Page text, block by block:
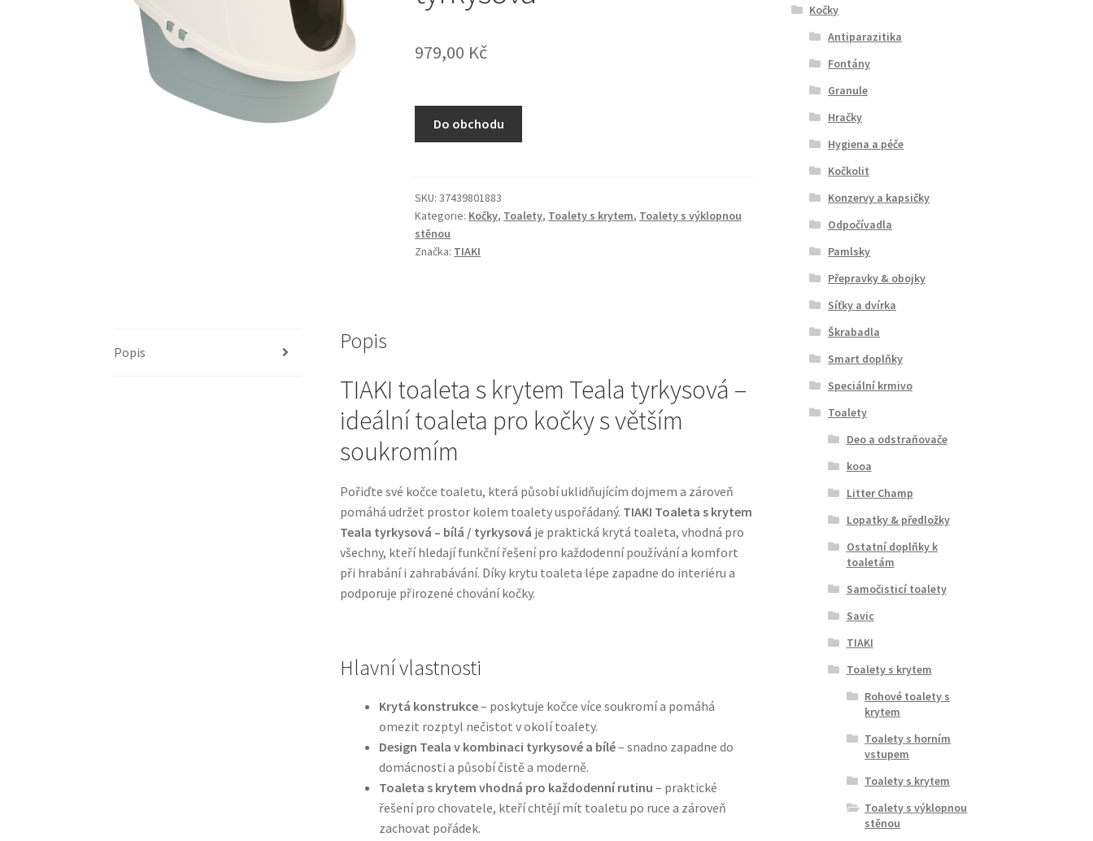
979,00 Kč
Do obchodu
SKU:37439801883
Kategorie: Kočky, Toalety, Toalety s krytem, Toalety s výklopnou
stěnou
Značka: TIAKI
Popis Popis
TIAKI toaleta s krytem Teala tyrkysová –
ideální toaleta pro kočky s větším
soukromím
Pořiďte své kočce toaletu, která působí uklidňujícím dojmem a zároveň
pomáhá udržet prostor kolem toalety uspořádaný. TIAKI Toaleta s krytem
Teala tyrkysová – bílá / tyrkysová je praktická krytá toaleta, vhodná pro
všechny, kteří hledají funkční řešení pro každodenní používání a komfort
při hrabání i zahrabávání. Díky krytu toaleta lépe zapadne do interiéru a
podporuje přirozené chování kočky.
Hlavní vlastnosti
Krytá konstrukce– poskytuje kočce více soukromí a pomáhá
omezit rozptyl nečistot v okolí toalety.
Design Teala v kombinaci tyrkysové a bílé– snadno zapadne do
domácnosti a působí čistě a moderně.
Toaleta s krytem vhodná pro každodenní rutinu – praktické
řešení pro chovatele, kteří chtějí mít toaletu po ruce a zároveň
zachovat pořádek.
Kočky
Antiparazitika
Fontány
Granule
Hračky
Hygiena a péče
Kočkolit
Konzervy a kapsičky
Odpočívadla
Pamlsky
Přepravky & obojky
Síťky a dvírka
Škrabadla
Smart doplňky
Speciální krmivo
Toalety
Deo a odstraňovače
kooa
Litter Champ
Lopatky & předložky
Ostatní doplňky k
toaletám
Samočisticí toalety
Savic
TIAKI
Toalety s krytem
Rohové toalety s
krytem
Toalety s horním
vstupem
Toalety s krytem
Toalety s výklopnou
stěnou